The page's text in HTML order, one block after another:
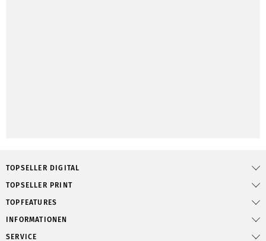
TOPSELLER DIGITAL
TOPSELLER PRINT
TOPFEATURES
INFORMATIONEN
SERVICE